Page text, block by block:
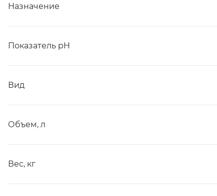
Назначение
Показатель pH
Вид
Объем, л
Вес, кг